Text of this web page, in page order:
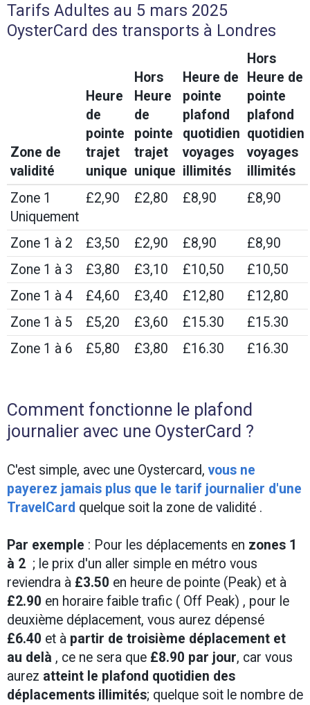
Tarifs Adultes au 5 mars 2025
OysterCard des transports à Londres
Zone de
validité
Heure
de
pointe
trajet
unique
Hors
Heure
de
pointe
trajet
unique
Heure de
pointe
plafond
quotidien
voyages
illimités
Hors
Heure de
pointe
plafond
quotidien
voyages
illimités
Zone 1
Uniquement
£2,90 £2,80 £8,90 £8,90
Zone 1 à 2 £3,50 £2,90 £8,90
£8,90
Zone 1 à 3
£3,80 £3,10 £10,50
£10,50
Zone 1 à 4
£4,60 £3,40 £12,80
£12,80
Zone 1 à 5
£5,20 £3,60 £15.30
£15.30
Zone 1 à 6
£5,80 £3,80 £16.30 £16.30
Comment fonctionne le plafond
journalier avec une OysterCard ?
C'est simple, avec une Oystercard, vous ne
payerez jamais plus que le tarif journalier d'une
TravelCard quelque soit la zone de validité .
Par exemple : Pour les déplacements en zones 1
à 2 ; le prix d'un aller simple en métro vous
reviendra à £3.50 en heure de pointe (Peak) et à
£2.90 en horaire faible trafic ( Off Peak) , pour le
deuxième déplacement, vous aurez dépensé
£6.40 et à partir de troisième déplacement et
au delà , ce ne sera que £8.90 par jour, car vous
aurez atteint le plafond quotidien des
déplacements illimités; quelque soit le nombre de